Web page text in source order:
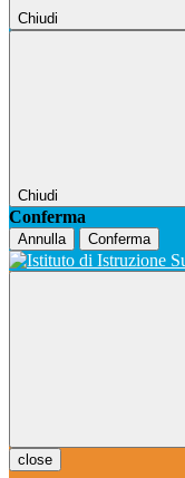
Chiudi
Chiudi
Conferma
Annulla Conferma
close